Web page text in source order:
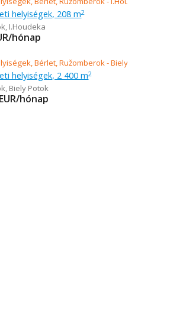
helyiségek, 208 m2
, I.Houdeka
hónap
helyiségek, 2 400 m2
, Biely Potok
EUR/hónap